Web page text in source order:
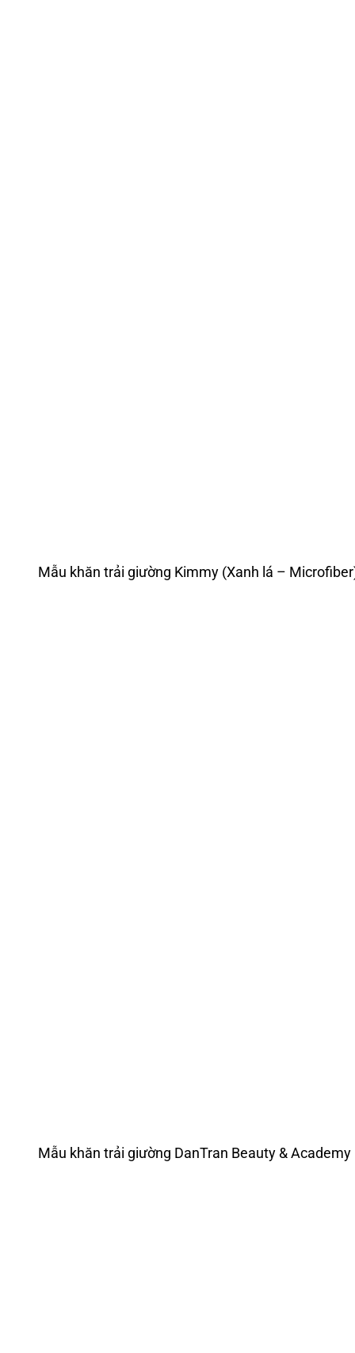
Mẫu khăn trải giường Kimmy (Xanh lá –
Mẫu khăn trải giường DanTran Beauty &